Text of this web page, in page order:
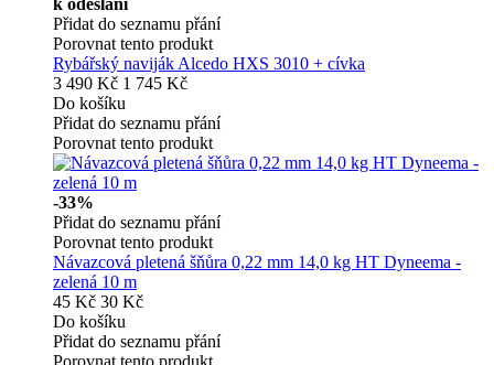
k odeslání
Přidat do seznamu přání
Porovnat tento produkt
Rybářský naviják Alcedo HXS 3010 + cívka
3 490 Kč 1 745 Kč
Do košíku
Přidat do seznamu přání
Porovnat tento produkt
-33%
Přidat do seznamu přání
Porovnat tento produkt
Návazcová pletená šňůra 0,22 mm 14,0 kg HT Dyneema -
zelená 10 m
45 Kč 30 Kč
Do košíku
Přidat do seznamu přání
Porovnat tento produkt